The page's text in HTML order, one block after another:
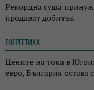
Рекордна суша
продават добитък
ЕНЕРГЕТИКА
Цените на тока в
евро, България